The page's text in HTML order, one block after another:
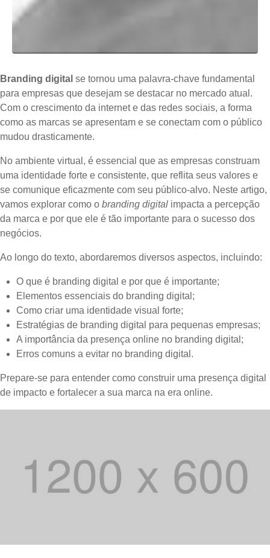
Branding digital se tornou uma palavra-chave fundamental
para empresas que desejam se destacar no mercado atual.
Com o crescimento da internet e das redes sociais, a forma
como as marcas se apresentam e se conectam com o público
mudou drasticamente.
No ambiente virtual, é essencial que as empresas construam
uma identidade forte e consistente, que reflita seus valores e
se comunique eficazmente com seu público-alvo. Neste artigo,
vamos explorar como o branding digital impacta a percepção
da marca e por que ele é tão importante para o sucesso dos
negócios.
Ao longo do texto, abordaremos diversos aspectos, incluindo:
O que é branding digital e por que é importante;
Elementos essenciais do branding digital;
Como criar uma identidade visual forte;
Estratégias de branding digital para pequenas empresas;
A importância da presença online no branding digital;
Erros comuns a evitar no branding digital.
Prepare-se para entender como construir uma presença digital
de impacto e fortalecer a sua marca na era online.